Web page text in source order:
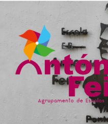
Pular
para
conteúdo